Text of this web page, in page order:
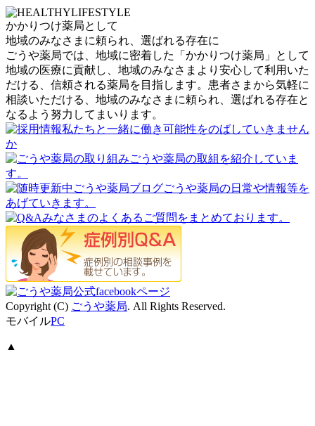
かかりつけ薬局として
地域のみなさまに頼られ、選ばれる存在に
ごうや薬局では、地域に密着した「かかりつけ薬局」として
地域の医療に貢献し、地域のみなさまより安心して利用いた
だける、信頼される薬局を目指します。患者さまから気軽に
相談いただける、地域のみなさまに頼られ、選ばれる存在と
なるよう努力してまいります。
Copyright (C) ごうや薬局. All Rights Reserved.
モバイルPC
▲